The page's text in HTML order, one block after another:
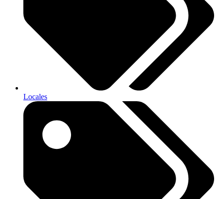
Locales